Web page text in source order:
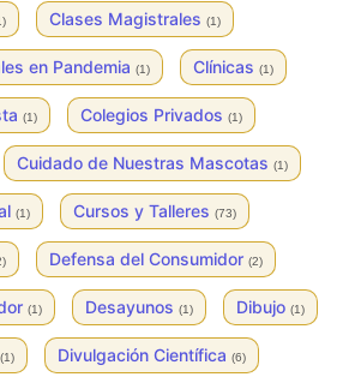
Clases Magistrales (1)
en Pandemia (1) Clínicas (1)
(1) Colegios Privados (1)
Cuidado de Nuestras Mascotas (1)
(1) Cursos y Talleres (73)
Defensa del Consumidor (2)
(1) Desayunos (1) Dibujo (1)
(1) Divulgación Científica (6)